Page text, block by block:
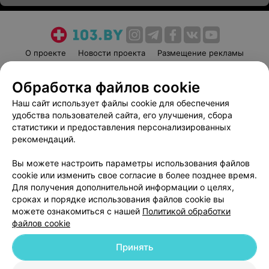
О проекте Новости проекта
Размещение рекламы
Пользовательское соглашение
Способы оплаты
Вакансии
Партнеры
Написать руководителю 103.by
Обработка персональных данных
© 2026 ООО «Артокс Лаб», УНП 191700409
| 220012, Республика Беларусь,
Обработка файлов cookie
Наш сайт использует файлы cookie для обеспечения
удобства пользователей сайта, его улучшения, сбора
статистики и предоставления персонализированных
рекомендаций.
Вы можете настроить параметры использования файлов
cookie или изменить свое согласие в более позднее время.
Для получения дополнительной информации о целях,
сроках и порядке использования файлов cookie вы
можете ознакомиться с нашей Политикой обработки
файлов cookie
Принять